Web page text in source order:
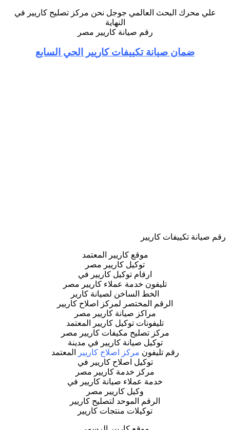
علي محرك البحث العالمي جوجل نحن مركز تصليح كاريير في
النهاية
رقم صيانة كاريير مصر
ضمان صيانة تكييفات كاريير الحي السابع
رقم صيانة تكييفات كاريير
موقع كاريير المعتمد
توكيل كاريير مصر
ارقام توكيل كاريير في
تليفون خدمة عملاء كاريير مصر
الخط الساخن لصيانة كارير
الرقم المختصر لمركز اصلاح كاريير
مراكز صيانة كاريير مصر
تليفونات توكيل كاريير المعتمد
مركز تصليح مكيفات كاريير مصر
توكيل صيانة كاريير في مدينة
رقم تليفون مركز اصلاح كاريير
المعتمد
توكيل اصلاح كاريير في
مركز خدمة كاريير مصر
خدمة عملاء صيانة كاريير في
وكيل كاريير مصر
الرقم الموحد لتصليح كاريير
توكيلات منتجات كاريير